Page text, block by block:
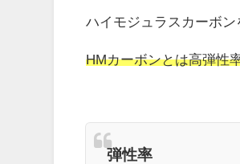
ハイモジュラスカーボン
HMカーボンとは高弾性
弾性率